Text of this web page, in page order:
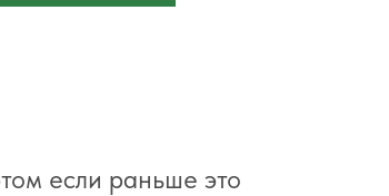
если раньше это